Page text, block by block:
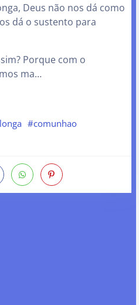
Deus não nos dá como
dá o sustento para
Porque com o
ma…
#comunhao